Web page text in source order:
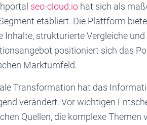
seo-cloud.io hat sich als
etabliert. Die Plattform
Inhalte, strukturierte Vergleiche
positioniert sich das
Marktumfeld.
Transformation hat das
verändert. Vor wichtigen
Quellen, die komplexe